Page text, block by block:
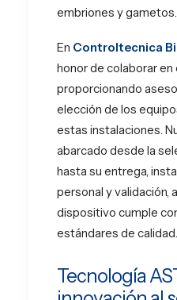
embriones y gametos.
En Controltecnica
honor de colaborar
proporcionando
elección de los
estas instalaciones.
abarcado desde la
hasta su entrega,
personal y validación,
dispositivo cumple
estándares de calidad.
Tecnología